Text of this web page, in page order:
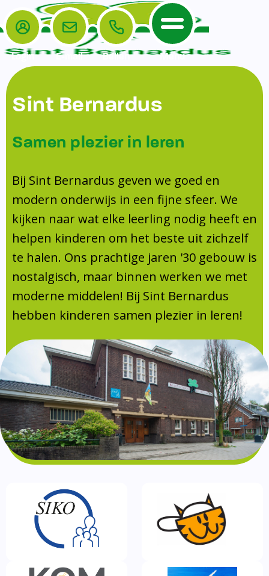
Home
De School
Veiligheidsplan
Onderwijs
Leerlingenraad
Leerlingenzorg
Doorstroomtoets
Jeugdprofessional op school
Centrum Jeugd en Gezin
Schoollogopedie
schoolondersteuningsprofiel
Schooltijden
Absentie
Vakanties
Aanmelden
Schoolgids
Gezonde school
Kinderopvang
BSO
Routebeschrijving
Privacy
Het Team
Ouders
Ouders
TussenSchoolse Opvang (TSO)
Ouderraad (OR)
Medezeggenschapsraad (MR)
Formulieren
Klachtenregeling
Contact
Login E-mail Bellen Menu
Sint Bernardus
Samen plezier in leren
Bij Sint Bernardus geven we goed en
modern onderwijs in een fijne sfeer. We
kijken naar wat elke leerling nodig heeft en
helpen kinderen om het beste uit zichzelf
te halen. Ons prachtige jaren '30 gebouw is
nostalgisch, maar binnen werken we met
moderne middelen! Bij Sint Bernardus
hebben kinderen samen plezier in leren!